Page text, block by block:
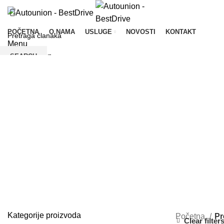
POČETNA O NAMA USLUGE NOVOSTI KONTAKT
Menu
Kategorije proizvoda Početna
Clear filters
SEARCH